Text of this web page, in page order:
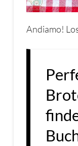
Andiamo!